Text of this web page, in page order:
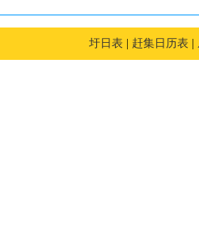
圩日表 赶集日历表